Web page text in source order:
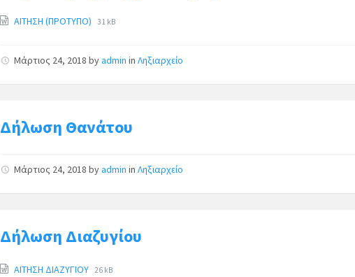
ΑΙΤΗΣΗ (ΠΡΟΤΥΠΟ) 31 kB
Μάρτιος 24, 2018byadmin inΛηξιαρχείο
Δήλωση Θανάτου
Μάρτιος 24, 2018byadmin inΛηξιαρχείο
Δήλωση Διαζυγίου
ΑΙΤΗΣΗ ΔΙΑΖΥΓΙΟΥ 26 kB